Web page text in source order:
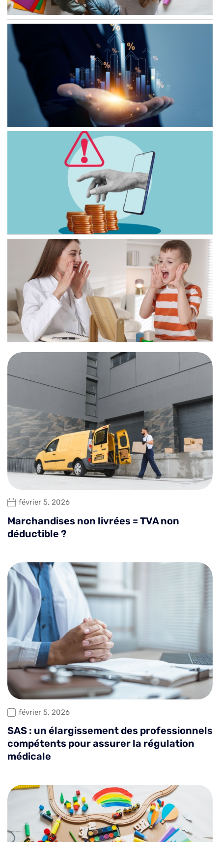
février 5, 2026
Marchandises non livrées = TVA non
déductible ?
février 5, 2026
SAS : un élargissement des professionnels
compétents pour assurer la régulation
médicale